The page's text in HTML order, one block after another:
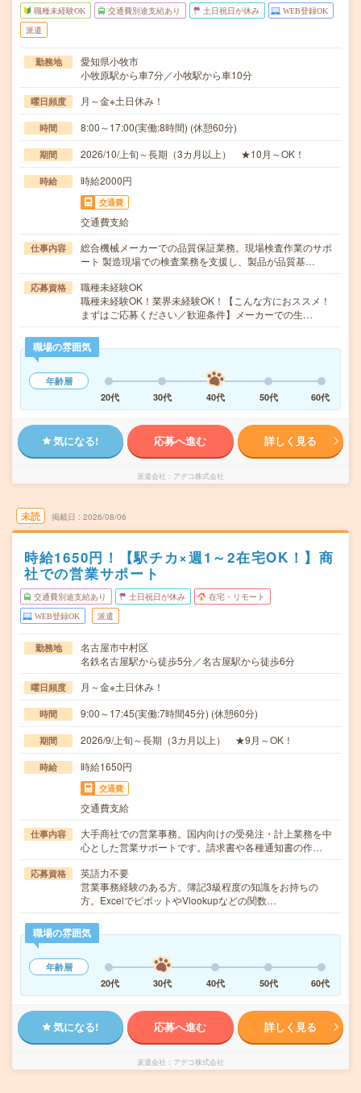
職種未経験OK 交通費別途支給あり 土日祝日が休み WEB登録OK
派遣
勤務地
愛知県小牧市
小牧原駅から車7分／小牧駅から車10分
曜日頻度 月～金※土日休み！
時間 8:00～17:00(実働:8時間) (休憩60分)
期間 2026/10/上旬～長期（3カ月以上） ★10月～OK！
時給 時給2000円
交通費
交通費支給
仕事内容
総合機械メーカーでの品質保証業務。現場検査作業のサポ
ート 製造現場での検査業務を支援し、製品が品質基…
応募資格
職種未経験OK
職種未経験OK！業界未経験OK！【こんな方におススメ！
まずはご応募ください／歓迎条件】メーカーでの生…
職場の雰囲気
年齢層
20代
30代 40代 50代 60代
気になる! 応募へ進む 詳しく見る
派遣会社 アデコ株式会社
未読 掲載日 2026/08/06
時給1650円！【駅チカ×週1～2在宅OK！】商
社での営業サポート
交通費別途支給あり 土日祝日が休み 在宅・リモート
WEB登録OK 派遣
勤務地
名古屋市中村区
名鉄名古屋駅から徒歩5分／名古屋駅から徒歩6分
曜日頻度 月～金※土日休み！
時間 9:00～17:45(実働:7時間45分) (休憩60分)
期間 2026/9/上旬～長期（3カ月以上） ★9月～OK！
時給 時給1650円
交通費
交通費支給
仕事内容
大手商社での営業事務。国内向けの受発注・計上業務を中
心とした営業サポートです。請求書や各種通知書の作…
応募資格
英語力不要
営業事務経験のある方。簿記3級程度の知識をお持ちの
方。ExcelでピボットやVlookupなどの関数…
職場の雰囲気
年齢層
20代
30代 40代 50代 60代
気になる! 応募へ進む 詳しく見る
派遣会社 アデコ株式会社